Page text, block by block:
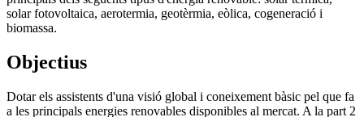
solar fotovoltaica, aerotermia, geotèrmia, eòlica, cogeneració i
biomassa.
Objectius
Dotar els assistents d'una visió global i coneixement bàsic pel que fa
a les principals energies renovables disponibles al mercat. A la part 2